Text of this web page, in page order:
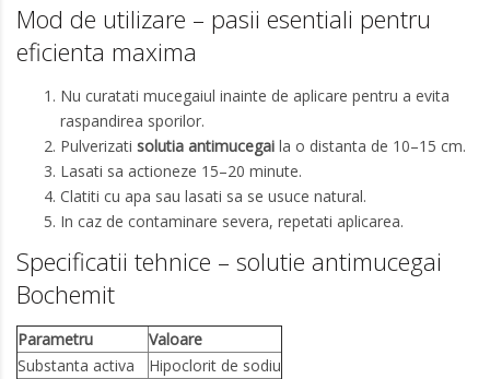
Mod de utilizare – pasii esentiali pentru
eficienta maxima
Nu curatati mucegaiul inainte de aplicare pentru a evita
raspandirea sporilor.
Pulverizati solutia antimucegai la o distanta de 10–15 cm.
Lasati sa actioneze 15–20 minute.
Clatiti cu apa sau lasati sa se usuce natural.
In caz de contaminare severa, repetati aplicarea.
Specificatii tehnice – solutie antimucegai
Bochemit
Parametru
Valoare
Substanta activa
Hipoclorit de sodiu